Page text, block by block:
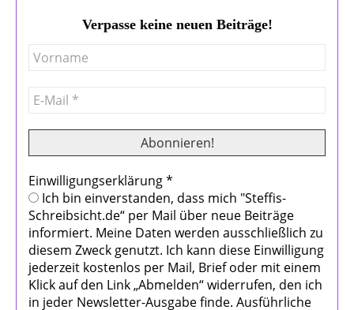
Verpasse keine neuen Beiträge!
Einwilligungserklärung*
Ich bin einverstanden, dass mich "Steffis-
Schreibsicht.de“ per Mail über neue Beiträge
informiert. Meine Daten werden ausschließlich zu
diesem Zweck genutzt. Ich kann diese Einwilligung
jederzeit kostenlos per Mail, Brief oder mit einem
Klick auf den Link „Abmelden“ widerrufen, den ich
in jeder Newsletter-Ausgabe finde. Ausführliche